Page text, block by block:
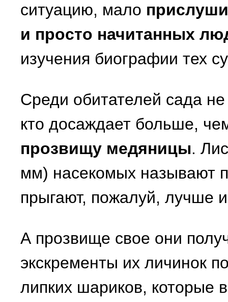
ситуацию, мало
и просто начитанных
изучения биографии тех
Среди обитателей сада
кто досаждает больше,
прозвищу медяницы.
мм) насекомых называют
прыгают, пожалуй, лучше
А прозвище свое они
экскременты их личинок
липких шариков, которые